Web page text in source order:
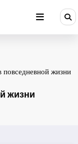
жизни
жизни